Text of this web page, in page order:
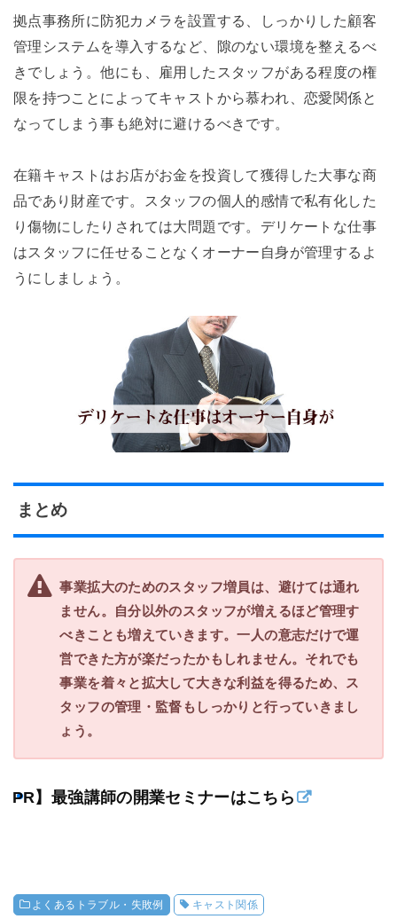
拠点事務所に防犯カメラを設置する、しっかりした顧客
管理システムを導入するなど、隙のない環境を整えるべ
きでしょう。他にも、雇用したスタッフがある程度の権
限を持つことによってキャストから慕われ、恋愛関係と
なってしまう事も絶対に避けるべきです。
在籍キャストはお店がお金を投資して獲得した大事な商
品であり財産です。スタッフの個人的感情で私有化した
り傷物にしたりされては大問題です。デリケートな仕事
はスタッフに任せることなくオーナー自身が管理するよ
うにしましょう。
まとめ
事業拡大のためのスタッフ増員は、避けては通れ
ません。自分以外のスタッフが増えるほど管理す
べきことも増えていきます。一人の意志だけで運
営できた方が楽だったかもしれません。それでも
事業を着々と拡大して大きな利益を得るため、ス
タッフの管理・監督もしっかりと行っていきまし
ょう。
【PR】最強講師の開業セミナーはこちら
よくあるトラブル・失敗例 キャスト関係